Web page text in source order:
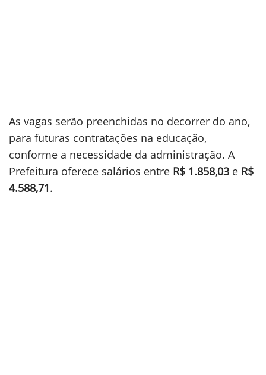
As vagas serão preenchidas no decorrer do ano,
para futuras contratações na educação,
conforme a necessidade da administração. A
Prefeitura oferece salários entre R$ 1.858,03 e R$
4.588,71.